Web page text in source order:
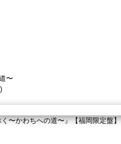
〜
〜かわちへの道〜』【福岡限定盤】